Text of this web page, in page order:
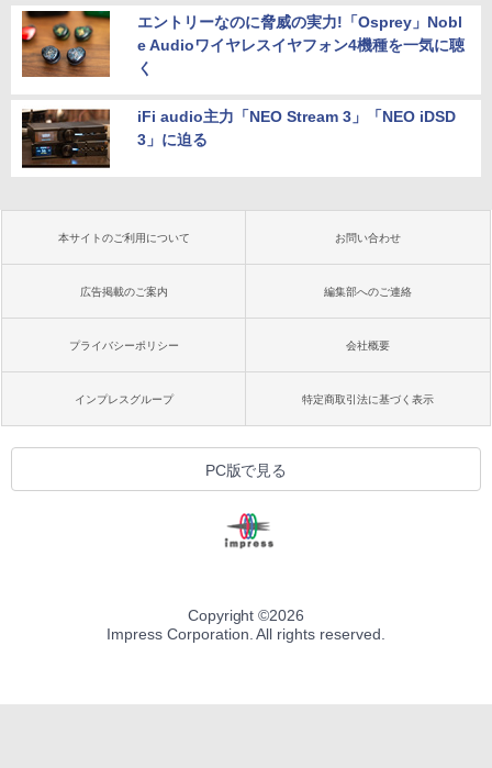
エントリーなのに脅威の実力!「Osprey」Nobl
e Audioワイヤレスイヤフォン4機種を一気に聴
く
iFi audio主力「NEO Stream 3」「NEO iDSD
3」に迫る
本サイトのご利用について お問い合わせ
広告掲載のご案内 編集部へのご連絡
プライバシーポリシー 会社概要
インプレスグループ 特定商取引法に基づく表示
PC版で見る
Copyright ©2026
Impress Corporation. All rights reserved.